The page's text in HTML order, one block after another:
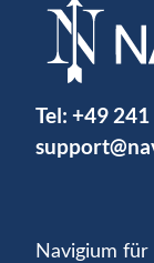
Tel: +49
Navigium für